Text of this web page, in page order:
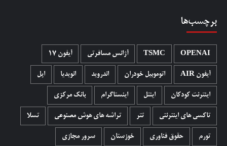
برچسب‌ها
OPENAI
TSMC آژانس مسافرتی آیفون 17
آیفون AIR اتوموبیل خودران اندروید انویدیا اپل
اینترنت کودکان اینتل اینستاگرام بانک مرکزی
تاکسی های اینترنتی تتر تراشه های هوش مصنوعی تسلا
تورم حقوق فناوری خوزستان سرور مجازی